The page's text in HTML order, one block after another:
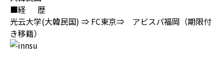
■経 歴
光云大学(大韓民国) ⇒ FC東京⇒ アビスパ福岡（期限付
き移籍）